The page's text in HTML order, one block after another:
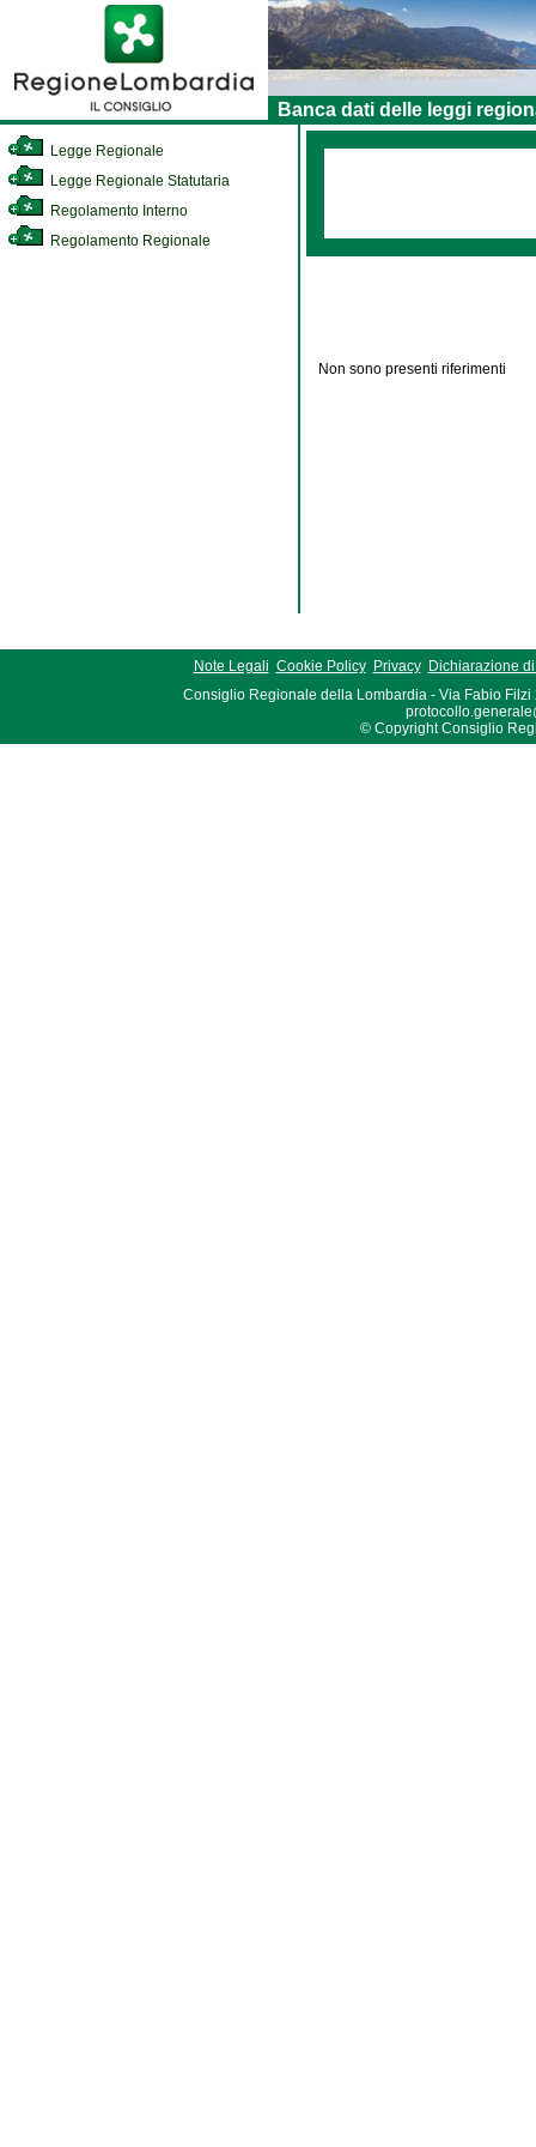
Banca dati delle leggi
Legge Regionale
Legge Regionale Statutaria
Regolamento Interno
Regolamento Regionale
Non sono presenti riferimenti
Note Legali Cookie Policy Privacy
Dichiarazione
Consiglio Regionale della Lombardia - Via Fabio Filzi
© Copyright Consiglio